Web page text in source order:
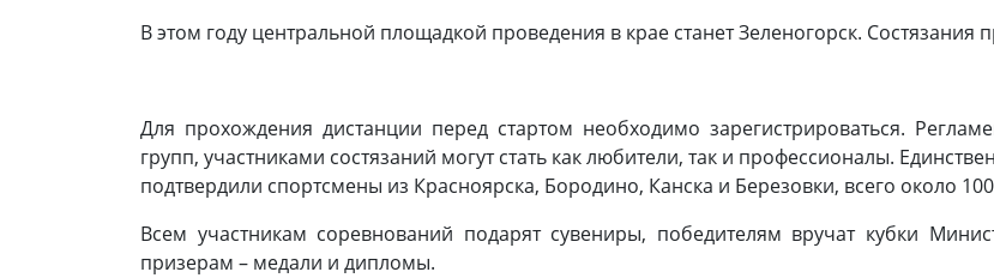
В этом году центральной площадкой проведения в крае станет Зеленогорск.
Для прохождения дистанции перед стартом необходимо зарегистрироваться.
групп, участниками состязаний могут стать как любители, так и профессионалы.
подтвердили спортсмены из Красноярска, Бородино, Канска и Березовки, всего около
Всем участникам соревнований подарят сувениры, победителям вручат кубки
призерам – медали и дипломы.